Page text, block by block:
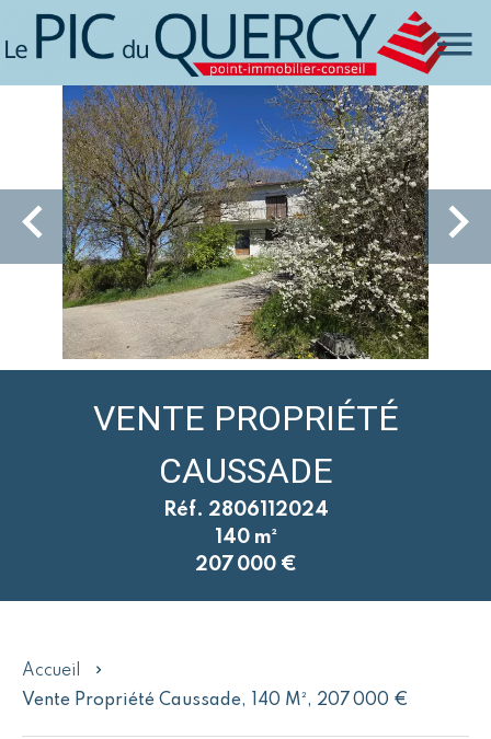
VENTE PROPRIÉTÉ
CAUSSADE
Réf. 2806112024
140 m²
207 000 €
Accueil
Vente Propriété Caussade, 140 M², 207 000 €